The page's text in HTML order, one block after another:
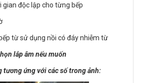
gian độc lập cho từng bếp
từ sử dụng nồi có đáy nhiễm từ
lắp âm nếu muốn
tương ứng với các số trong ảnh: